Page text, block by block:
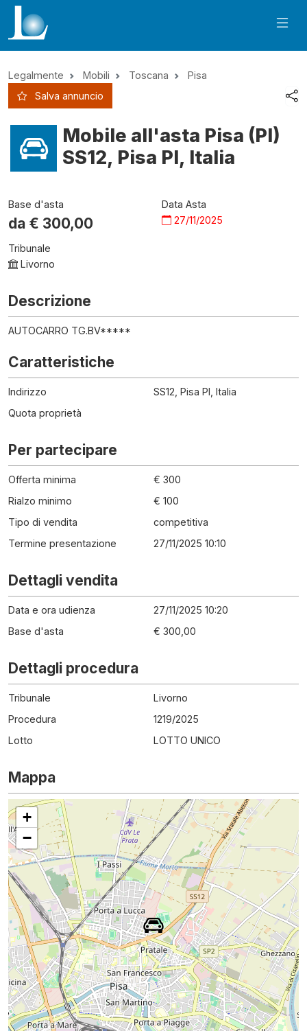
Legalmente Mobili Toscana
Pisa
Salva annuncio
Mobile all'asta Pisa (PI)
SS12, Pisa PI, Italia
Base d'asta
da € 300,00
Data Asta
27/11/2025
Tribunale
Livorno
Descrizione
AUTOCARRO TG.BV*****
Caratteristiche
Indirizzo
SS12, Pisa PI, Italia
Quota proprietà
Per partecipare
Offerta minima
€ 300
Rialzo minimo
€ 100
Tipo di vendita
competitiva
Termine presentazione
27/11/2025 10:10
Dettagli vendita
Data e ora udienza
27/11/2025 10:20
Base d'asta
€ 300,00
Dettagli procedura
Tribunale
Livorno
Procedura
1219/2025
Lotto
LOTTO UNICO
Mappa
+
−